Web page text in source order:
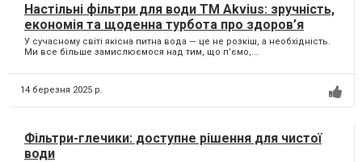
Настільні фільтри для води TM Akvius: зручність,
економія та щоденна турбота про здоров’я
У сучасному світі якісна питна вода — це не розкіш, а необхідність.
Ми все більше замислюємося над тим, що п’ємо,...
14 березня 2025 р.
Фільтри-глечики: доступне рішення для чистої
води